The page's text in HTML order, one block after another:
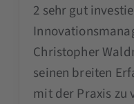
2 sehr gut
Christopher
seinen breiten
mit der Praxis zu